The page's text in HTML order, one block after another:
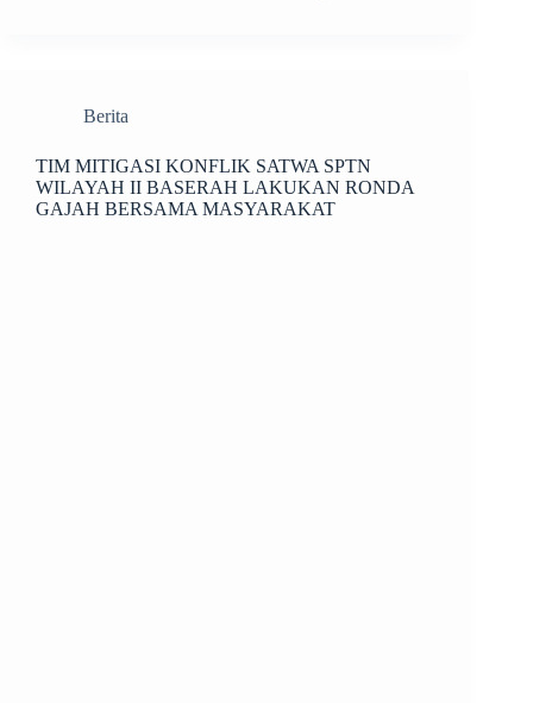
Berita
TIM MITIGASI KONFLIK SATWA SPTN
WILAYAH II BASERAH LAKUKAN RONDA
GAJAH BERSAMA MASYARAKAT